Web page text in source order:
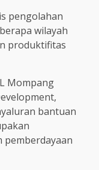
pengolahan
wilayah
produktifitas
Mompang
bantuan